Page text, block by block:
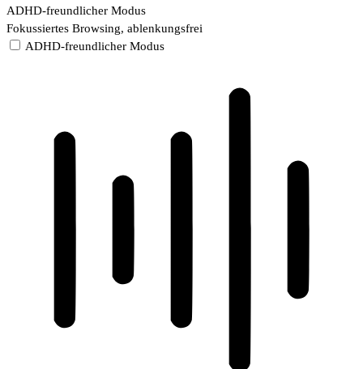
ADHD-freundlicher Modus
Fokussiertes Browsing, ablenkungsfrei
ADHD-freundlicher Modus